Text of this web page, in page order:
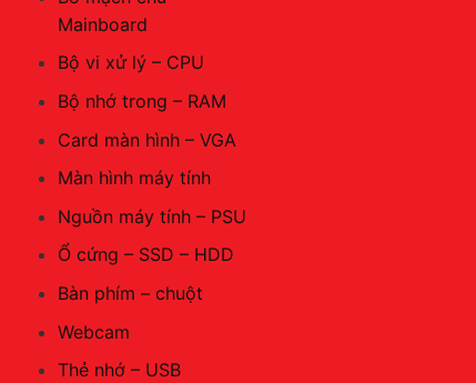
Mainboard
Bộ vi xử lý – CPU
Bộ nhớ trong – RAM
Card màn hình – VGA
Màn hình máy tính
Nguồn máy tính – PSU
Ổ cứng – SSD – HDD
Bàn phím – chuột
Webcam
Thẻ nhớ – USB